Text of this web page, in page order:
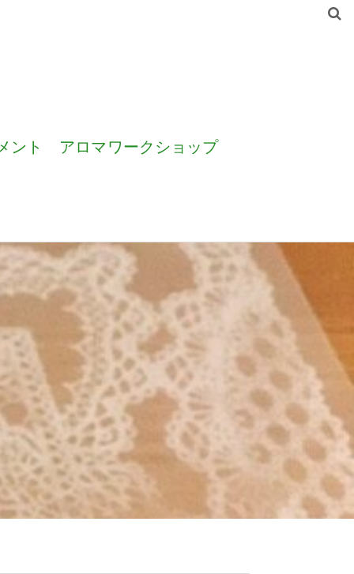
ント アロマワークショップ